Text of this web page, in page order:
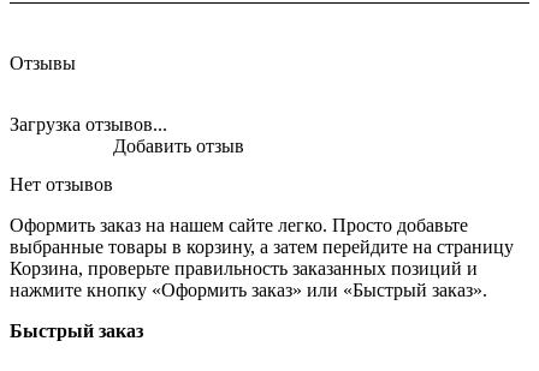
Отзывы
Загрузка отзывов...
Нет отзывов
Добавить отзыв
Оформить заказ на нашем сайте легко. Просто добавьте
выбранные товары в корзину, а затем перейдите на страницу
Корзина, проверьте правильность заказанных позиций и
нажмите кнопку «Оформить заказ» или «Быстрый заказ».
Быстрый заказ